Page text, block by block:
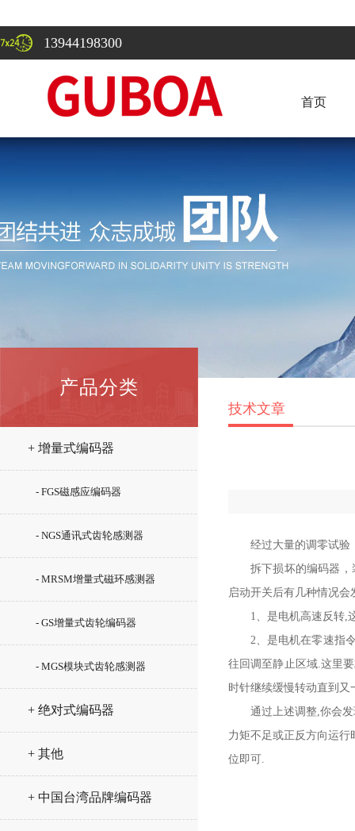
13944198300
首页
产品分类
+ 增量式编码器
- FGS磁感应编码器
- NGS通讯式齿轮感测器
- MRSM增量式磁环感测器
- GS增量式齿轮编码器
- MGS模块式齿轮感测器
+ 绝对式编码器
+ 其他
+ 中国台湾品牌编码器
技术文章
经过大量的调零试验
拆下损坏的编码器
启动开关后有几种情况会
1、是电机高速反转,
2、是电机在零速指
往回调至静止区域.这里
时针继续缓慢转动直到
通过上述调整,你会
力矩不足或正反方向运
位即可.